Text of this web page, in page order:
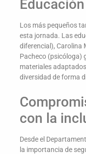
Los más pequeños
esta jornada. Las
diferencial), Carolina
Pacheco (psicóloga)
materiales
diversidad de forma
con la
Desde el
la importancia de